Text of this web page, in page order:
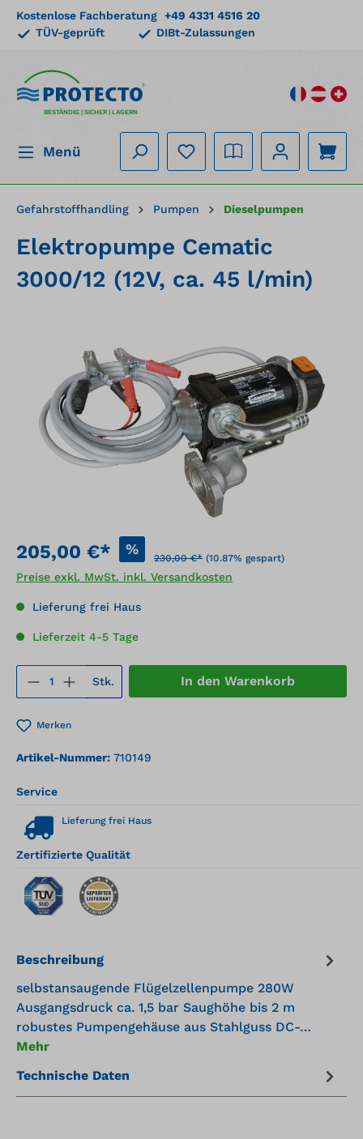
springen
Kostenlose Fachberatung +49 4331 4516 20
TÜV-geprüft
DIBt-Zulassungen
BESTÄNDIG | SICHER | LAGERN
Menü
Gefahrstoffhandling Pumpen Dieselpumpen
Elektropumpe Cematic
3000/12 (12V, ca. 45 l/min)
Bildergalerie überspringen
205,00 €* %
230,00 €* (10.87% gespart)
Preise exkl. MwSt. inkl. Versandkosten
Lieferung frei Haus
Lieferzeit 4-5 Tage
Produkt Anzahl: Gib den
Stk. In den Warenkorb
Merken
Artikel-Nummer: 710149
Service
Lieferung frei Haus
Zertifizierte Qualität
Beschreibung
selbstansaugende Flügelzellenpumpe 280W
Ausgangsdruck ca. 1,5 bar Saughöhe bis 2 m
robustes Pumpengehäuse aus Stahlguss DC-…
Mehr
Technische Daten